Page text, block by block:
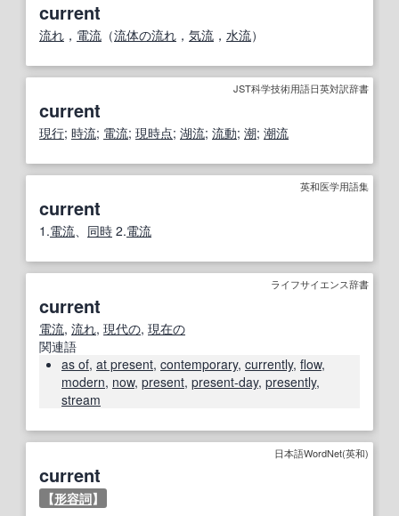
current
流れ ， 電流 （流体の流れ ， 気流 ， 水流）
JST科学技術用語日英対訳辞書
current
現行; 時流; 電流; 現時点; 湖流; 流動; 潮; 潮流
英和医学用語集
current
1.電流、 同時 2.電流
ライフサイエンス辞書
current
電流, 流れ, 現代の, 現在の
関連語
as of, at present, contemporary, currently, flow,
modern, now, present, present-day, presently,
stream
日本語WordNet(英和)
current
【形容詞】